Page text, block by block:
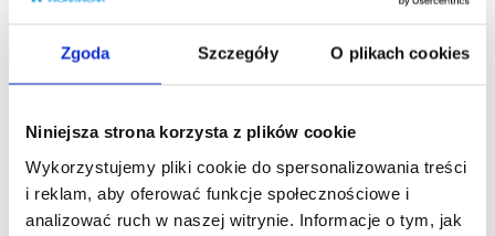
Zgoda Szczegóły O plikach cookies
Niniejsza strona korzysta z plików cookie
Wykorzystujemy pliki cookie do spersonalizowania treści
i reklam, aby oferować funkcje społecznościowe i
analizować ruch w naszej witrynie. Informacje o tym, jak